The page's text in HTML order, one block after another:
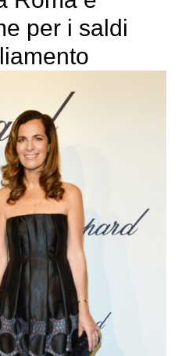
per i saldi